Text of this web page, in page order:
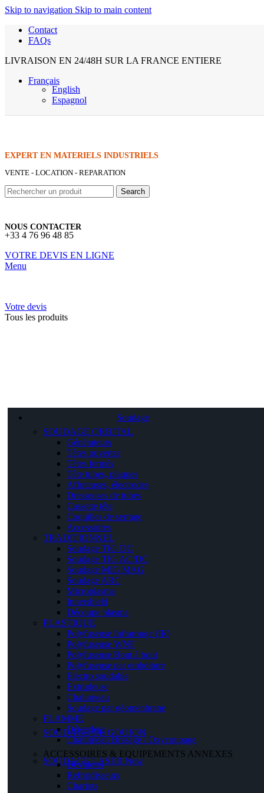
Skip to navigation Skip to main content
Contact
FAQs
LIVRAISON EN 24/48H SUR LA FRANCE ENTIERE
Français
English
Espagnol
EXPERT EN MATERIELS INDUSTRIELS
VENTE - LOCATION - REPARATION
Search
NOUS CONTACTER
+33 4 76 96 48 85
VOTRE DEVIS EN LIGNE
Menu
Votre devis
Tous les produits
Soudage
SOUDAGE ORBITAL
Générateurs
Têtes ouvertes
Têtes fermés
Tête tubes, plaques
Affuteuses, électrodes
Dresseuses de tubes
Cassette tête
Coquilles de serrage
Accessoires
TRADITIONNEL
Soudage TIG DC
Soudage TIG AC/DC
Soudage MIG MAG
Soudage ARC
Microplasma
Innershield
Découpe plasma
PLASTIQUE
Polyfuseuse Infrarouge (IR)
Polyfuseuse WNF
Polyfuseuse Bout à bout
Polyfuseuse par emboiture
Electro soudable
Extrudeuse
Chalumeau
Soudage par géomenbrane
FLAMME
Détendeur
Chalumeau Brasage / Oxycoupage
SOUDAGE DE GOUJON
SOUDAGE LASER New
ACCESSOIRES & EQUIPEMENTS ANNEXES
Dévidoirs
Refroidisseurs
Chariots